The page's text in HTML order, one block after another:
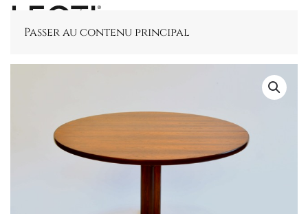
Passer au contenu principal